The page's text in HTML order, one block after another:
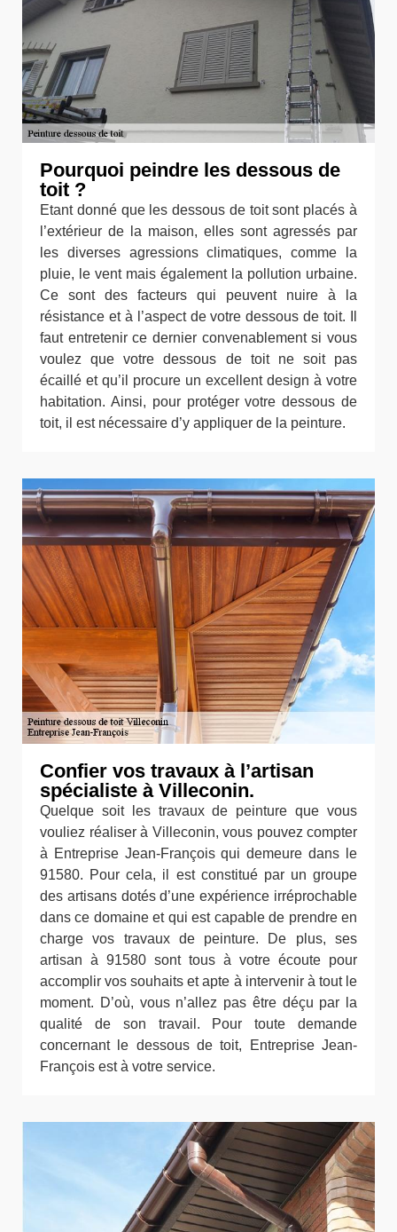
Pourquoi peindre les dessous de
toit ?
Etant donné que les dessous de toit sont placés à
l’extérieur de la maison, elles sont agressés par
les diverses agressions climatiques, comme la
pluie, le vent mais également la pollution urbaine.
Ce sont des facteurs qui peuvent nuire à la
résistance et à l’aspect de votre dessous de toit. Il
faut entretenir ce dernier convenablement si vous
voulez que votre dessous de toit ne soit pas
écaillé et qu’il procure un excellent design à votre
habitation. Ainsi, pour protéger votre dessous de
toit, il est nécessaire d’y appliquer de la peinture.
Confier vos travaux à l’artisan
spécialiste à Villeconin.
Quelque soit les travaux de peinture que vous
vouliez réaliser à Villeconin, vous pouvez compter
à Entreprise Jean-François qui demeure dans le
91580. Pour cela, il est constitué par un groupe
des artisans dotés d’une expérience irréprochable
dans ce domaine et qui est capable de prendre en
charge vos travaux de peinture. De plus, ses
artisan à 91580 sont tous à votre écoute pour
accomplir vos souhaits et apte à intervenir à tout le
moment. D’où, vous n’allez pas être déçu par la
qualité de son travail. Pour toute demande
concernant le dessous de toit, Entreprise Jean-
François est à votre service.